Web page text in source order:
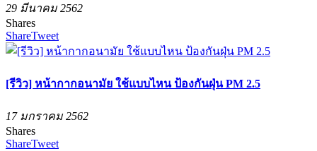
29 มีนาคม 2562
Shares
ShareTweet
[รีวิว] หน้ากากอนามัย ใช้แบบไหน ป้องกันฝุ่น PM 2.5
17 มกราคม 2562
Shares
ShareTweet